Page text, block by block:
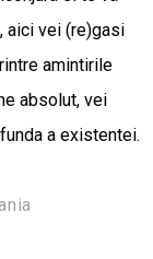
aici vei (re)gasi
amintirile
absolut, vei
a existentei.